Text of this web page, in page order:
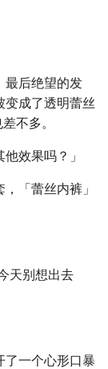
最后绝望的发
变成了透明蕾丝
不多。
效果吗？」
「蕾丝内裤」
天别想出去
了一个心形口暴